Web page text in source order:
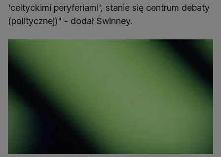
'celtyckimi peryferiami', stanie się centrum debaty
(politycznej)" - dodał Swinney.